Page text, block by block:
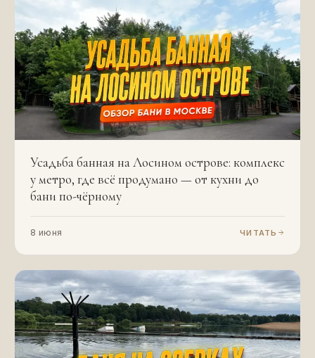
Усадьба банная на Лосином острове: комплекс
у метро, где всё продумано — от кухни до
бани по-чёрному
8 июня ЧИТАТЬ